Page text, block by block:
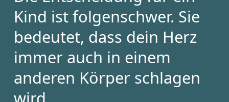
Kind ist folgenschwer. Sie
bedeutet, dass dein Herz
immer auch in einem
anderen Körper schlagen
wird.